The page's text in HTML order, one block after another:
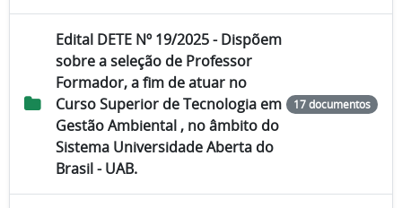
Edital DETE Nº 19/2025 - Dispõem
sobre a seleção de Professor
Formador, a fim de atuar no
Curso Superior de Tecnologia em
Gestão Ambiental , no âmbito do
Sistema Universidade Aberta do
Brasil - UAB.
17 documentos